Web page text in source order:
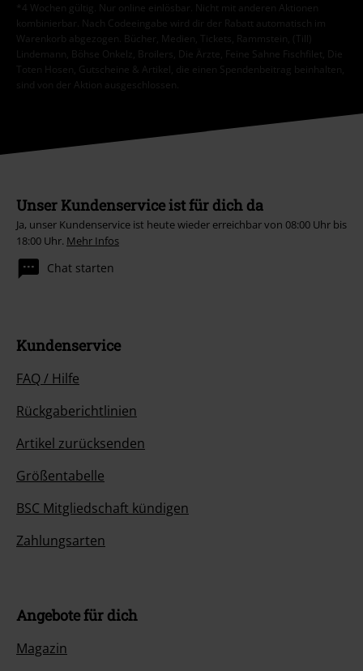
*4 Wochen gültig. Nur online einlösbar. Nicht mit anderen Aktionen
kombinierbar. Nach Codeeingabe wird dir der Rabatt automatisch im
Warenkorb abgezogen. Bücher, Medien, Tickets, Rammstein, (Till)
Lindemann, Böhse Onkelz, Broilers, Die Ärzte, Feine Sahne Fischfilet, Die
Toten Hosen, Gutscheine & Artikel, die einen Spendenbeitrag beinhalten,
sind von der Aktion ausgeschlossen.
Unser Kundenservice ist für dich da
Ja, unser Kundenservice ist heute wieder erreichbar von 08:00 Uhr bis
18:00 Uhr. Mehr Infos
Chat starten
Kundenservice
FAQ / Hilfe
Rückgaberichtlinien
Artikel zurücksenden
Größentabelle
BSC Mitgliedschaft kündigen
Zahlungsarten
Angebote für dich
Magazin